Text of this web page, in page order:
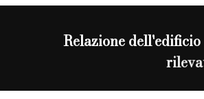
Relazione